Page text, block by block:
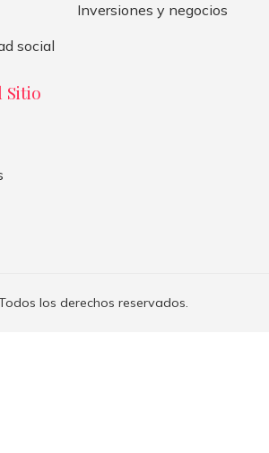
Inversiones y negocios
social
Sitio
los derechos reservados.